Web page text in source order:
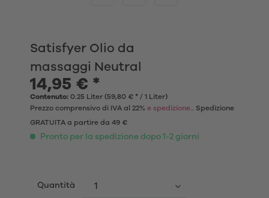
Satisfyer Olio da
massaggi Neutral
14,95 € *
Contenuto: 0.25 Liter (59,80 € * / 1 Liter)
Prezzo comprensivo di IVA al 22% e spedizione.. Spedizione
GRATUITA a partire da 49 €
Pronto per la spedizione dopo 1-2 giorni
Quantità